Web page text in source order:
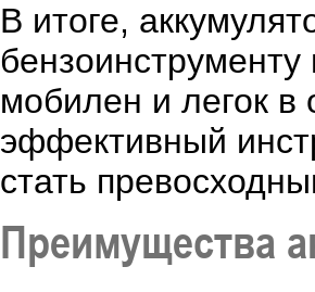
В итоге,
мобилен и легок
эффективный
стать
Преимущества